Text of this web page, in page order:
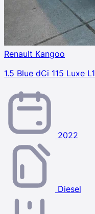
Renault Kangoo
1.5 Blue dCi 115 Luxe
2022
Diesel